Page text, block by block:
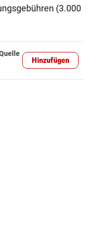
(3.000
Hinzufügen